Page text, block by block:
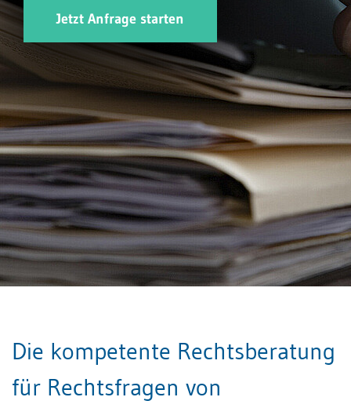
Jetzt Anfrage starten
Die kompetente Rechtsberatung
für Rechtsfragen von